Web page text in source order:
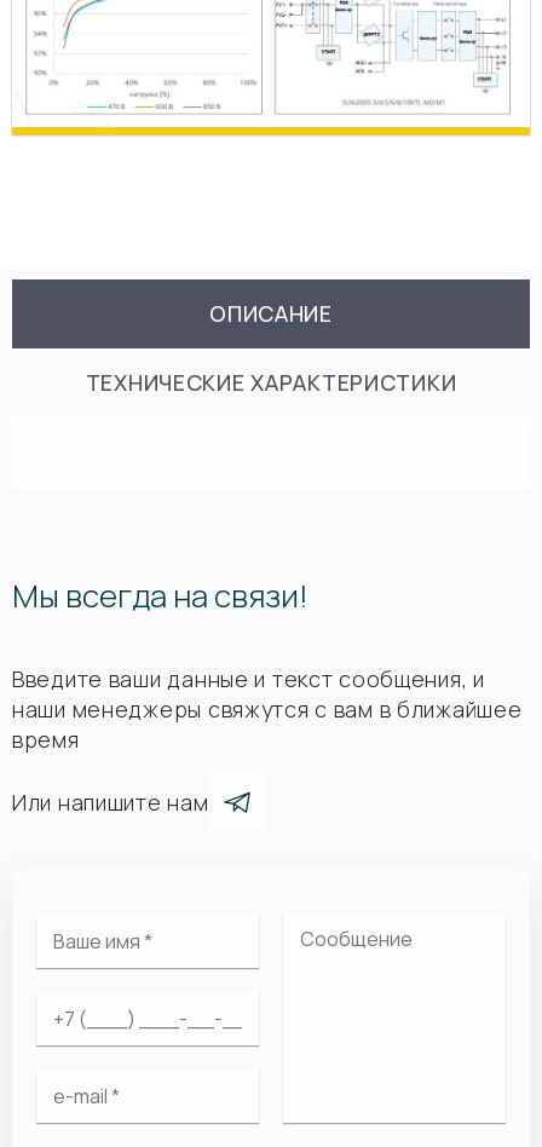
ОПИСАНИЕ
ТЕХНИЧЕСКИЕ ХАРАКТЕРИСТИКИ
Мы всегда на связи!
Введите ваши данные и текст сообщения, и
наши менеджеры свяжутся с вам в ближайшее
время
Или напишите нам